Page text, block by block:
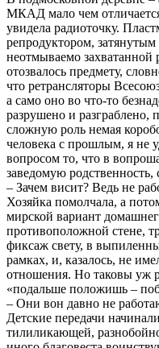
МКАД мало чем отличается
увидела радиоточку.
репродуктором,
неотмываемо захватанной
отозвалось предмету,
что ретрансляторы
а само оно во что-то
разрушено и разграблено,
сложную роль немая
человека с прошлым, я не
вопросом то, что в
заведомую
– Зачем висит? Ведь не
Хозяйка помолчала, а
мирской вариант
противоположной стене,
фиксаж свету, в
рамках, и, казалось, не
отношения. Но таковы уж
«подальше положишь –
– Они вон давно не
Детские передачи
тилиликающей,